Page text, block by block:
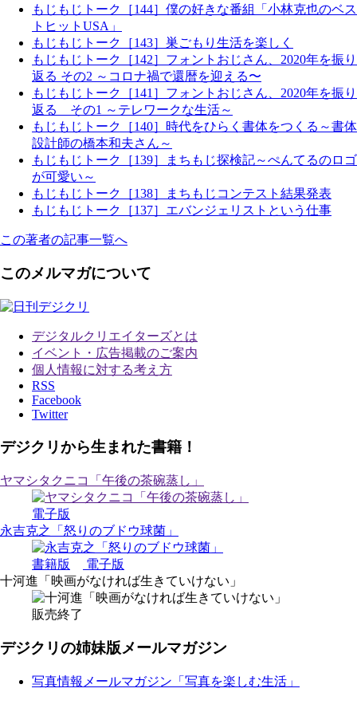
もじもじトーク［144］僕の好きな番組「小林克也のベス
トヒットUSA」
もじもじトーク［143］巣ごもり生活を楽しく
もじもじトーク［142］フォントおじさん、2020年を振り
返る その2 ～コロナ禍で還暦を迎える〜
もじもじトーク［141］フォントおじさん、2020年を振り
返る その1 ～テレワークな生活～
もじもじトーク［140］時代をひらく書体をつくる～書体
設計師の橋本和夫さん～
もじもじトーク［139］まちもじ探検記～ぺんてるのロゴ
が可愛い～
もじもじトーク［138］まちもじコンテスト結果発表
もじもじトーク［137］エバンジェリストという仕事
この著者の記事一覧へ
このメルマガについて
デジタルクリエイターズとは
イベント・広告掲載のご案内
個人情報に対する考え方
RSS
Facebook
Twitter
デジクリから生まれた書籍！
ヤマシタクニコ「午後の茶碗蒸し」
電子版
永吉克之「怒りのブドウ球菌」
書籍版
電子版
十河進「映画がなければ生きていけない」
販売終了
デジクリの姉妹版メールマガジン
写真情報メールマガジン「写真を楽しむ生活」